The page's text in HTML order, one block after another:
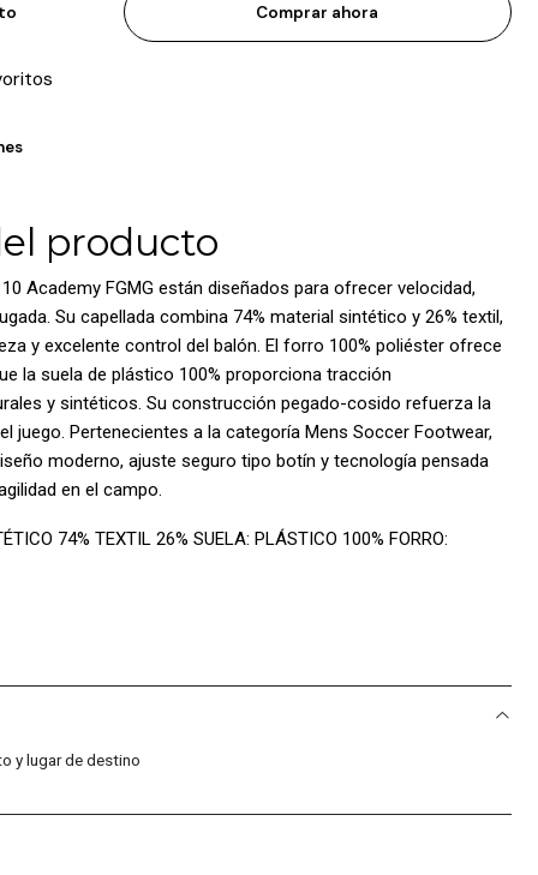
Comprar ahora
producto
Academy FGMG están diseñados para ofrecer velocidad,
Su capellada combina 74% material sintético y 26% textil,
y excelente control del balón. El forro 100% poliéster ofrece
la suela de plástico 100% proporciona tracción
y sintéticos. Su construcción pegado-cosido refuerza la
juego. Pertenecientes a la categoría Mens Soccer Footwear,
moderno, ajuste seguro tipo botín y tecnología pensada
en el campo.
74% TEXTIL 26% SUELA: PLÁSTICO 100% FORRO:
PEGADO-COSIDO
Colombia!:
distribuidores autorizados de la marca, lo que nos
tendencias y modelos exclusivos.
y lugar de destino